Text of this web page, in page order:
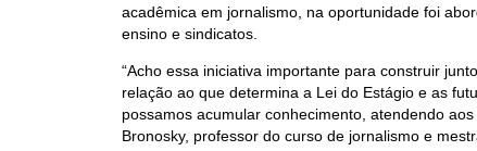
acadêmica em jornalismo, na oportunidade foi
ensino e sindicatos.
“Acho essa iniciativa importante para construir
relação ao que determina a Lei do Estágio e as
possamos acumular conhecimento, atendendo
Bronosky, professor do curso de jornalismo e